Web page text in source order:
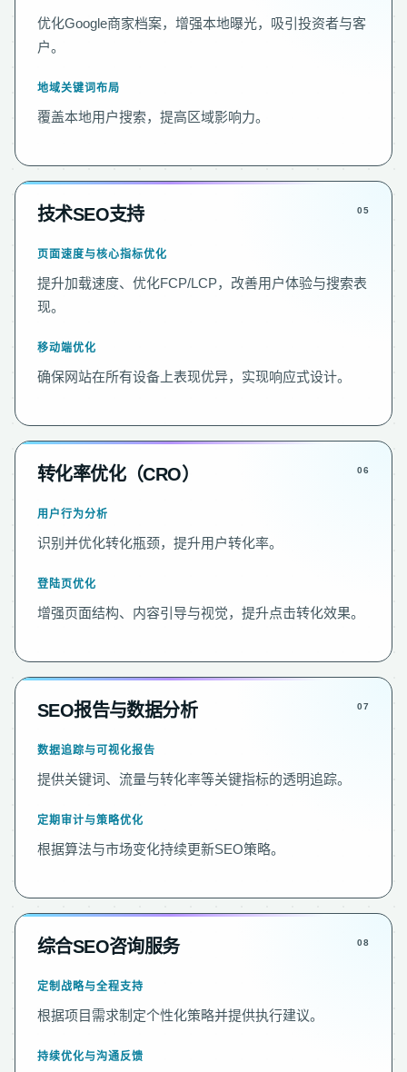
优化Google商家档案，增强本地曝光，吸引投资者与客
户。
地域关键词布局
覆盖本地用户搜索，提高区域影响力。
技术SEO支持
页面速度与核心指标优化
提升加载速度、优化FCP/LCP，改善用户体验与搜索表
现。
移动端优化
确保网站在所有设备上表现优异，实现响应式设计。
转化率优化（CRO）
用户行为分析
识别并优化转化瓶颈，提升用户转化率。
登陆页优化
增强页面结构、内容引导与视觉，提升点击转化效果。
SEO报告与数据分析
数据追踪与可视化报告
提供关键词、流量与转化率等关键指标的透明追踪。
定期审计与策略优化
根据算法与市场变化持续更新SEO策略。
综合SEO咨询服务
定制战略与全程支持
根据项目需求制定个性化策略并提供执行建议。
持续优化与沟通反馈